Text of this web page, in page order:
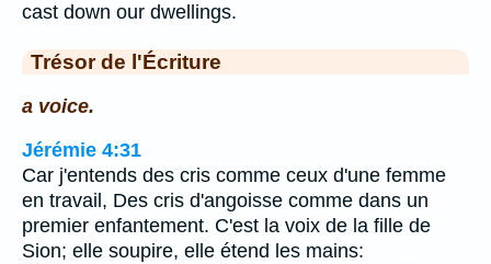
cast down our dwellings.
Trésor de l'Écriture
a voice.
Jérémie 4:31
Car j'entends des cris comme ceux d'une femme
en travail, Des cris d'angoisse comme dans un
premier enfantement. C'est la voix de la fille de
Sion; elle soupire, elle étend les mains: